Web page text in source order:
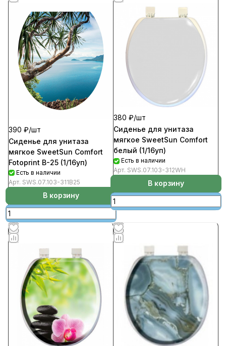
390 ₽/шт
Сиденье для унитаза
мягкое SweetSun Comfort
Fotoprint B-25 (1/16уп)
Есть в наличии
Арт. SWS.07.103-311B25
В корзину
380 ₽/шт
Сиденье для унитаза
мягкое SweetSun Comfort
белый (1/16уп)
Есть в наличии
Арт. SWS.07.103-312WH
В корзину